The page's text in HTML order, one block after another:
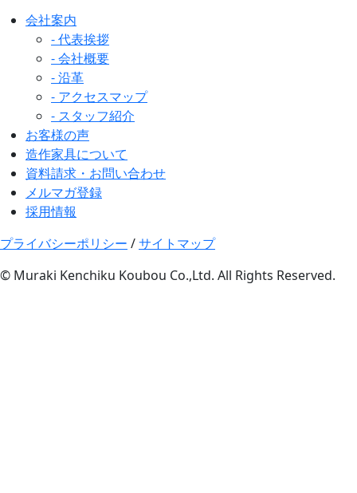
会社案内
- 代表挨拶
- 会社概要
- 沿革
- アクセスマップ
- スタッフ紹介
お客様の声
造作家具について
資料請求・お問い合わせ
メルマガ登録
採用情報
プライバシーポリシー /サイトマップ
© Muraki Kenchiku Koubou Co.,Ltd. All Rights Reserved.